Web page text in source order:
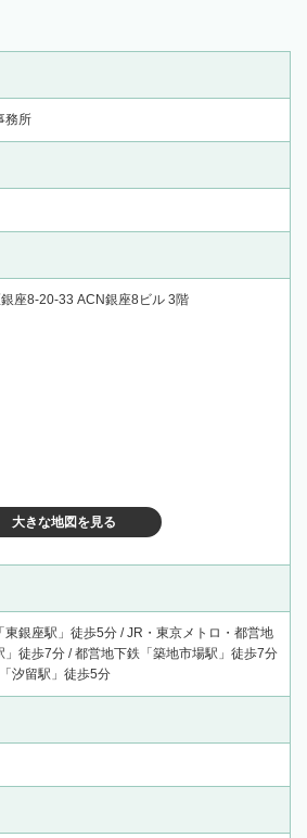
務所
座8-20-33 ACN銀座8ビル 3階
大きな地図を見る
銀座駅」徒歩5分 / JR・東京メトロ・都営地
徒歩7分 / 都営地下鉄「築地市場駅」徒歩7分
汐留駅」徒歩5分